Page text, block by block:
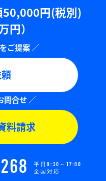
50,000円(税別)
円）
料請求
平日9:30～17:00
全国対応